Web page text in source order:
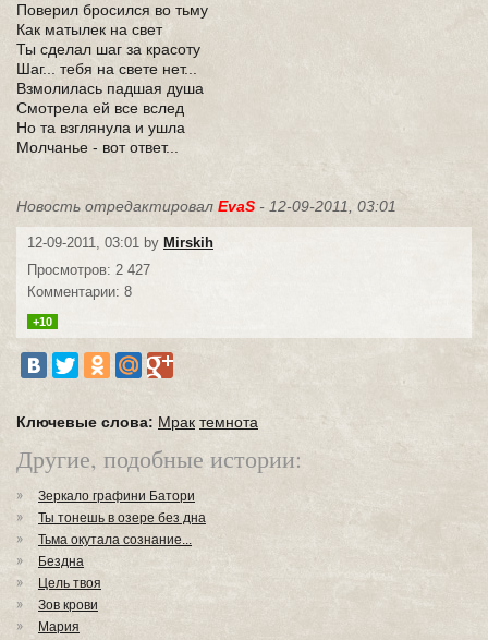
Поверил бросился во тьму
Как матылек на свет
Ты сделал шаг за красоту
Шаг... тебя на свете нет...
Взмолилась падшая душа
Смотрела ей все вслед
Но та взглянула и ушла
Молчанье - вот ответ...
Новость отредактировал EvaS - 12-09-2011, 03:01
12-09-2011, 03:01 by Mirskih
Просмотров: 2 427
Комментарии: 8
+10
Ключевые слова: Mрак темнота
Другие, подобные истории:
Зеркало графини Батори
Ты тонешь в озере без дна
Тьма окутала сознание...
Бездна
Цель твоя
Зов крови
Мария